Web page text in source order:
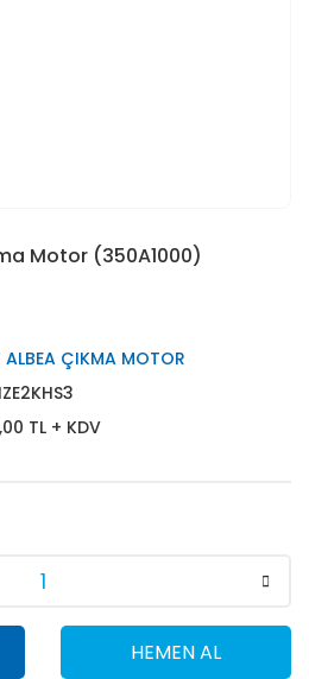
Motor (350A1000)
ALBEA ÇIKMA MOTOR
TL + KDV
HEMEN AL